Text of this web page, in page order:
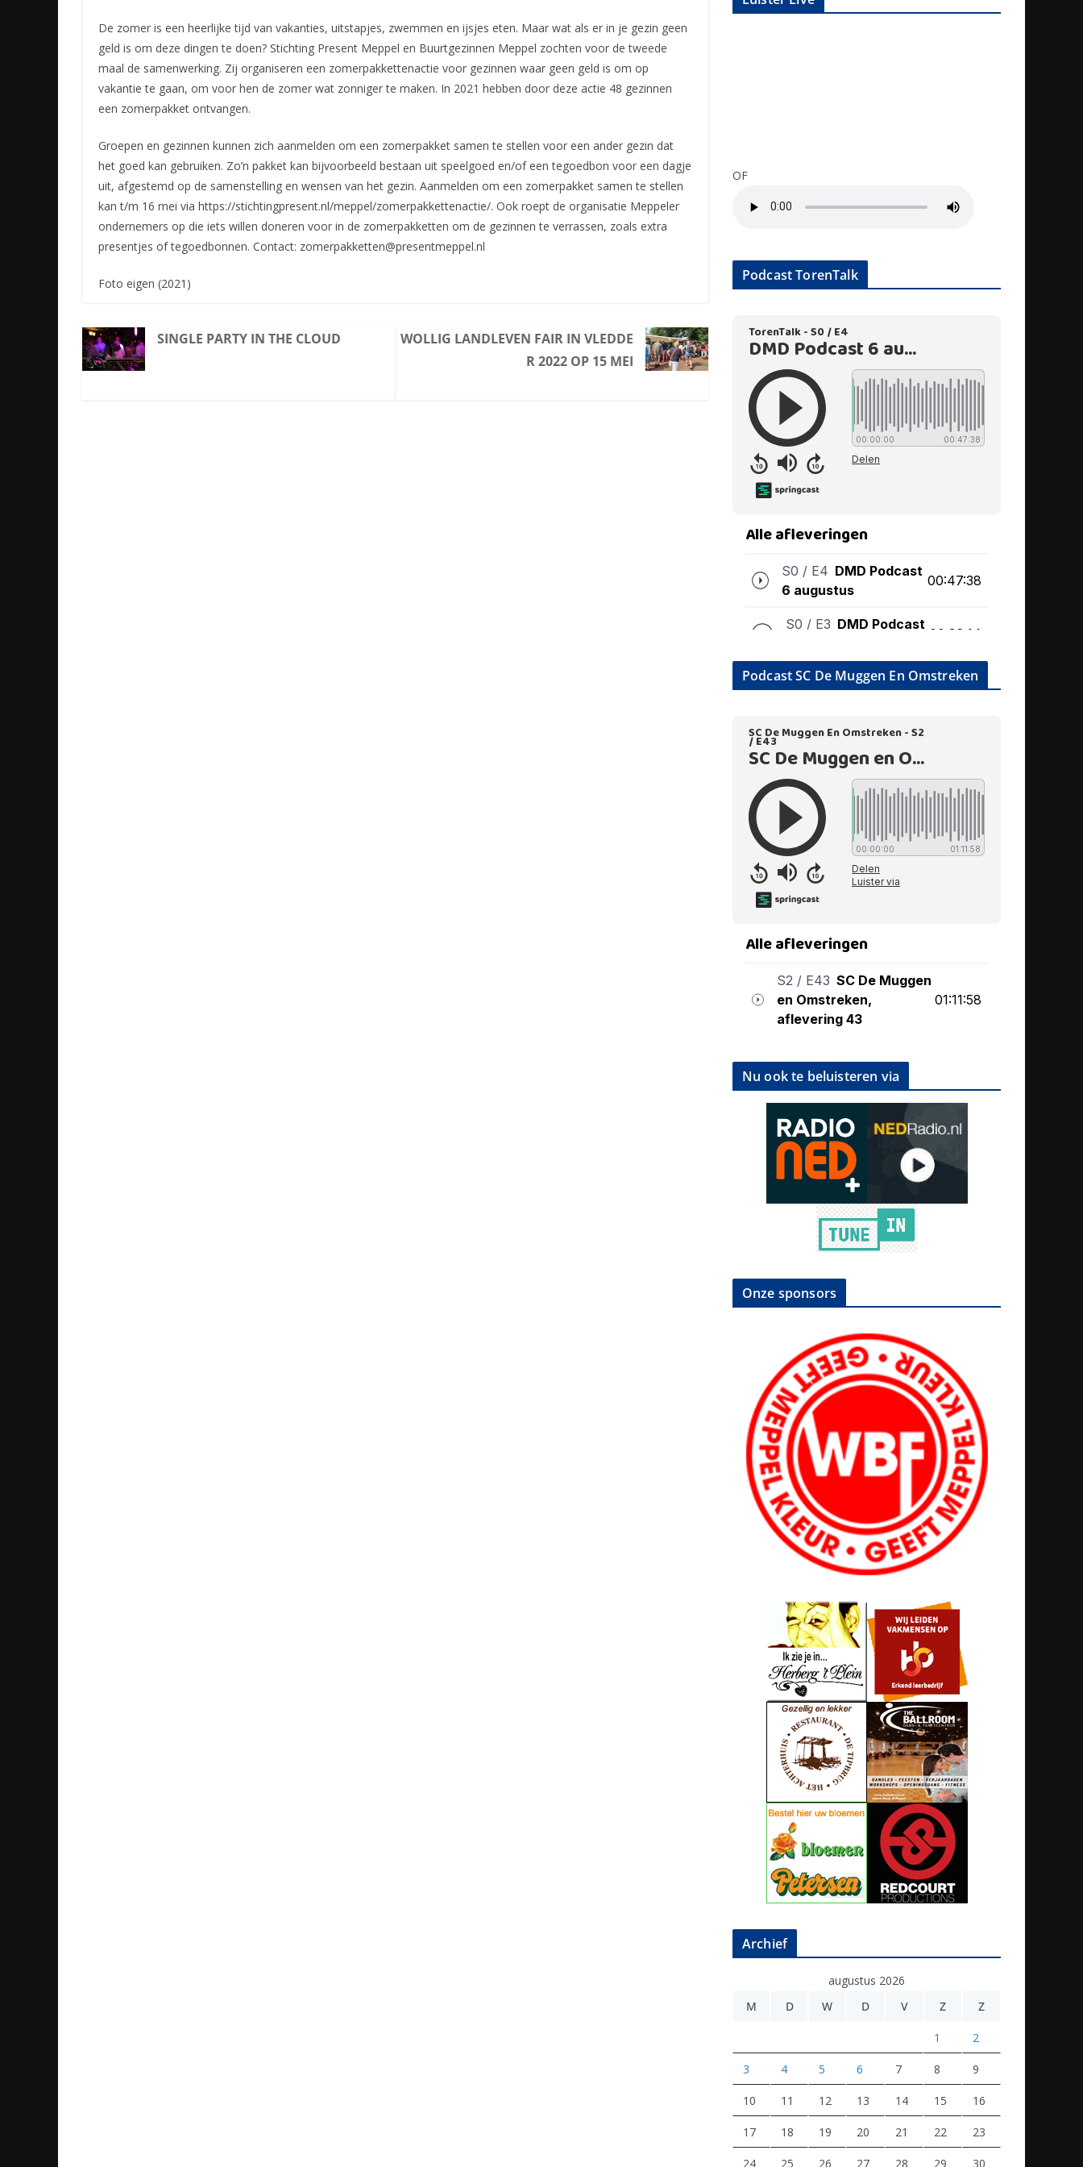
De zomer is een heerlijke tijd van vakanties, uitstapjes, zwemmen en ijsjes eten. Maar wat als er in je gezin geen
geld is om deze dingen te doen? Stichting Present Meppel en Buurtgezinnen Meppel zochten voor de tweede
maal de samenwerking. Zij organiseren een zomerpakkettenactie voor gezinnen waar geen geld is om op
vakantie te gaan, om voor hen de zomer wat zonniger te maken. In 2021 hebben door deze actie 48 gezinnen
een zomerpakket ontvangen.
Groepen en gezinnen kunnen zich aanmelden om een zomerpakket samen te stellen voor een ander gezin dat
het goed kan gebruiken. Zo’n pakket kan bijvoorbeeld bestaan uit speelgoed en/of een tegoedbon voor een dagje
uit, afgestemd op de samenstelling en wensen van het gezin. Aanmelden om een zomerpakket samen te stellen
kan t/m 16 mei via https://stichtingpresent.nl/meppel/zomerpakkettenactie/. Ook roept de organisatie Meppeler
ondernemers op die iets willen doneren voor in de zomerpakketten om de gezinnen te verrassen, zoals extra
presentjes of tegoedbonnen. Contact: zomerpakketten@presentmeppel.nl
Foto eigen (2021)
SINGLE PARTY IN THE CLOUD
WOLLIG LANDLEVEN FAIR IN VLEDDE
R 2022 OP 15 MEI
OF
Podcast TorenTalk
Podcast SC De Muggen En Omstreken
Nu ook te beluisteren via
Onze sponsors
Archief
augustus 2026
M
D W D V Z Z
1 2
3 4 5 6 7 8 9
10 11 12 13 14 15 16
17 18 19 20 21 22 23
24 25 26 27 28 29 30